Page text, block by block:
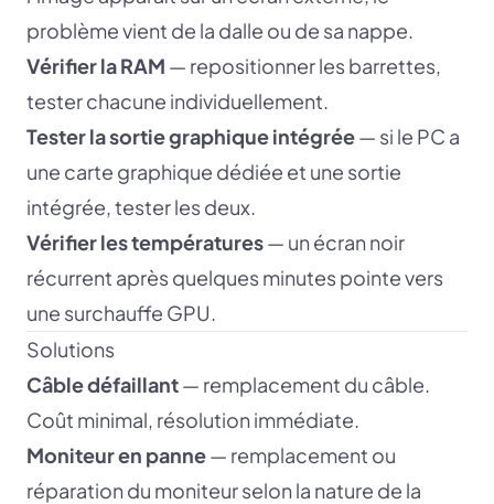
problème vient de la dalle ou de sa nappe.
Vérifier la RAM — repositionner les barrettes,
tester chacune individuellement.
Tester la sortie graphique intégrée— si le PC a
une carte graphique dédiée et une sortie
intégrée, tester les deux.
Vérifier les températures— un écran noir
récurrent après quelques minutes pointe vers
une surchauffe GPU.
Solutions
Câble défaillant— remplacement du câble.
Coût minimal, résolution immédiate.
Moniteur en panne— remplacement ou
réparation du moniteur selon la nature de la